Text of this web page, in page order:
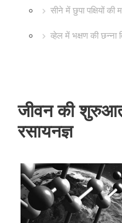
सीने में छुपा पक्षियों
व्हेल में भक्षण की छन्ना
जीवन की
रसायनज्ञ